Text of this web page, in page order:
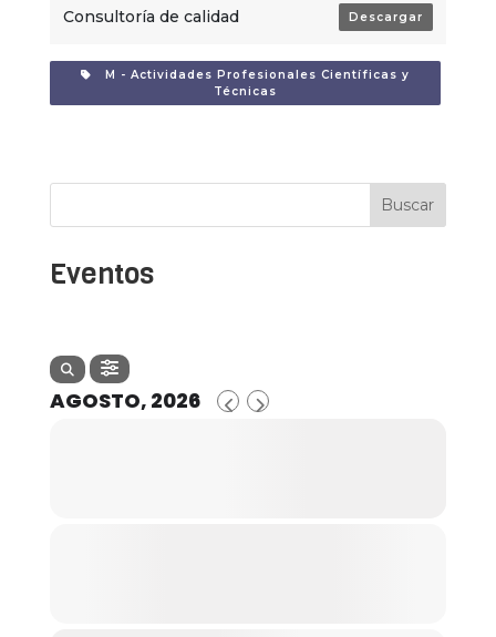
Consultoría de calidad Descargar
M - Actividades Profesionales Científicas y
Técnicas
Buscar
Eventos
AGOSTO, 2026